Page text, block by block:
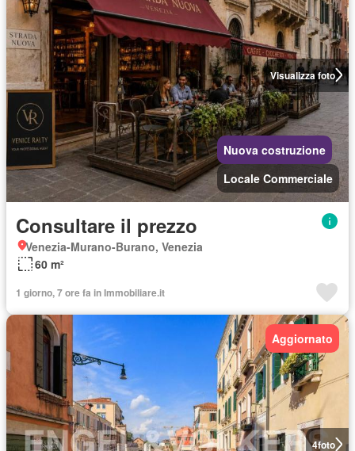
Visualizza foto
Nuova costruzione
Locale Commerciale
Consultare il prezzo
Venezia-Murano-Burano, Venezia
60 m²
1 giorno, 7 ore fa in Immobiliare.it
4foto
Aggiornato